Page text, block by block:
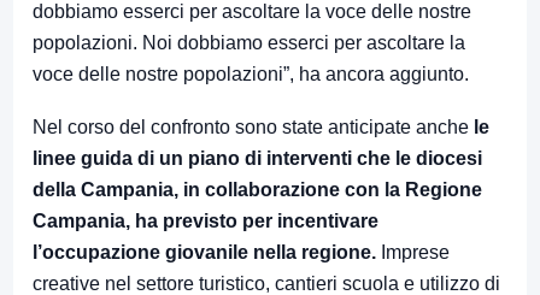
dobbiamo esserci per ascoltare la voce delle nostre
popolazioni. Noi dobbiamo esserci per ascoltare la
voce delle nostre popolazioni”, ha ancora aggiunto.
Nel corso del confronto sono state anticipate anche le
linee guida di un piano di interventi che le diocesi
della Campania, in collaborazione con la Regione
Campania, ha previsto per incentivare
l’occupazione giovanile nella regione. Imprese
creative nel settore turistico, cantieri scuola e utilizzo di